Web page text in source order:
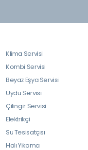
Klima Servisi
Kombi Servisi
Beyaz Eşya Servisi
Uydu Servisi
Çilingir Servisi
Elektrikçi
Su Tesisatçısı
Halı Yıkama